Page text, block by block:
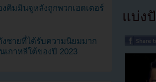
แบ่ง
คิมมินจูหลังถูกพวกเฮดเตอร์
ชายที่ได้รับความนิยมมาก
เกาหลีใต้ของปี 2023